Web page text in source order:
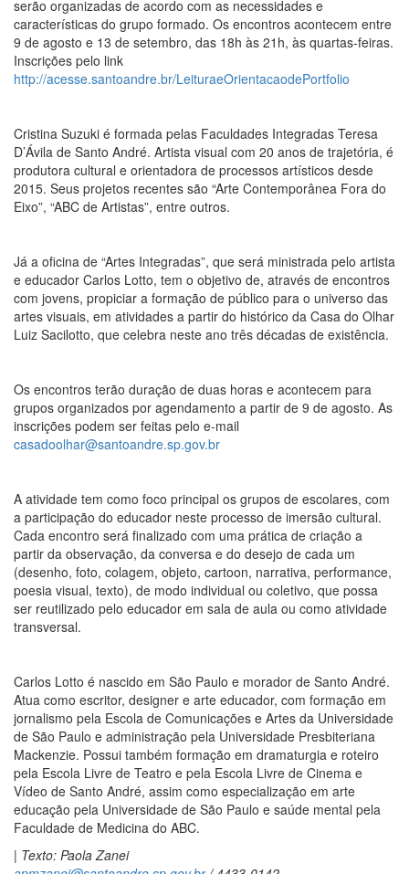
serão organizadas de acordo com as necessidades e
características do grupo formado. Os encontros acontecem entre
9 de agosto e 13 de setembro, das 18h às 21h, às quartas-feiras.
Inscrições pelo link
http://acesse.santoandre.br/LeituraeOrientacaodePortfolio
Cristina Suzuki é formada pelas Faculdades Integradas Teresa
D’Ávila de Santo André. Artista visual com 20 anos de trajetória, é
produtora cultural e orientadora de processos artísticos desde
2015. Seus projetos recentes são “Arte Contemporânea Fora do
Eixo”, “ABC de Artistas”, entre outros.
Já a oficina de “Artes Integradas”, que será ministrada pelo artista
e educador Carlos Lotto, tem o objetivo de, através de encontros
com jovens, propiciar a formação de público para o universo das
artes visuais, em atividades a partir do histórico da Casa do Olhar
Luiz Sacilotto, que celebra neste ano três décadas de existência.
Os encontros terão duração de duas horas e acontecem para
grupos organizados por agendamento a partir de 9 de agosto. As
inscrições podem ser feitas pelo e-mail
casadoolhar@santoandre.sp.gov.br
A atividade tem como foco principal os grupos de escolares, com
a participação do educador neste processo de imersão cultural.
Cada encontro será finalizado com uma prática de criação a
partir da observação, da conversa e do desejo de cada um
(desenho, foto, colagem, objeto, cartoon, narrativa, performance,
poesia visual, texto), de modo individual ou coletivo, que possa
ser reutilizado pelo educador em sala de aula ou como atividade
transversal.
Carlos Lotto é nascido em São Paulo e morador de Santo André.
Atua como escritor, designer e arte educador, com formação em
jornalismo pela Escola de Comunicações e Artes da Universidade
de São Paulo e administração pela Universidade Presbiteriana
Mackenzie. Possui também formação em dramaturgia e roteiro
pela Escola Livre de Teatro e pela Escola Livre de Cinema e
Vídeo de Santo André, assim como especialização em arte
educação pela Universidade de São Paulo e saúde mental pela
Faculdade de Medicina do ABC.
| Texto: Paola Zanei